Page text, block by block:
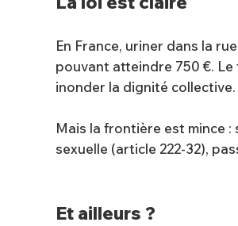
En France, uriner dans la
pouvant atteindre 750 €.
inonder la dignité collective.
Mais la frontière est mince
sexuelle (article 222-32),
Et ailleurs ?